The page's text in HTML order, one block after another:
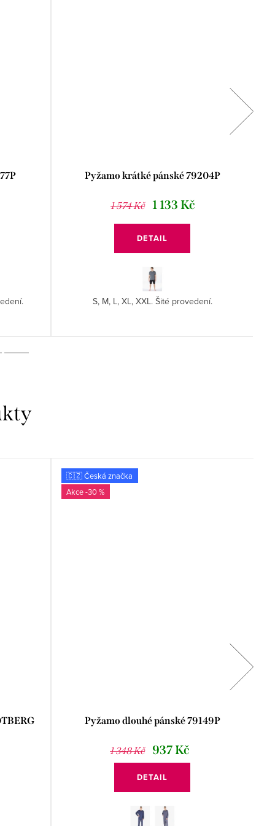
Pyžamo krátké pánské 79204P
1 574 Kč 1 133 Kč
DETAIL
S, M, L, XL, XXL. Šité provedení.
🇨🇿 Česká značka
-30 %
Pyžamo dlouhé pánské 79149P
1 348 Kč 937 Kč
DETAIL